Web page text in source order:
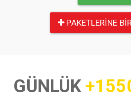
PAKETLERINE
GÜNLÜK